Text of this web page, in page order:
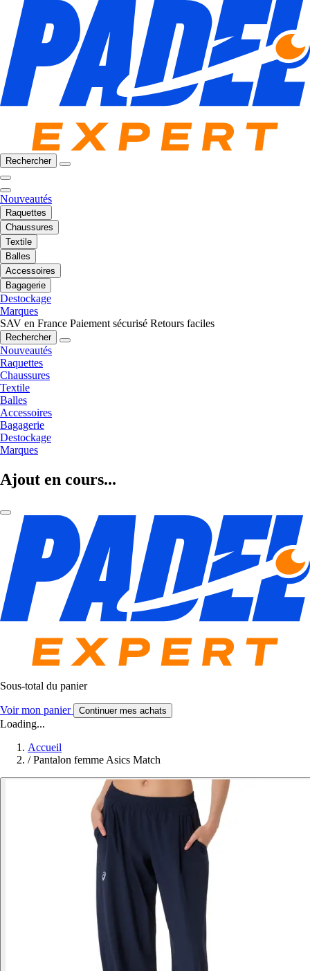
Rechercher
Nouveautés
Raquettes
Chaussures
Textile
Balles
Accessoires
Bagagerie
Destockage
Marques
SAV en France Paiement sécurisé Retours faciles
Rechercher
Nouveautés
Raquettes
Chaussures
Textile
Balles
Accessoires
Bagagerie
Destockage
Marques
Ajout en cours...
Sous-total du panier
Voir mon panier Continuer mes achats
Loading...
Accueil
/ Pantalon femme Asics Match